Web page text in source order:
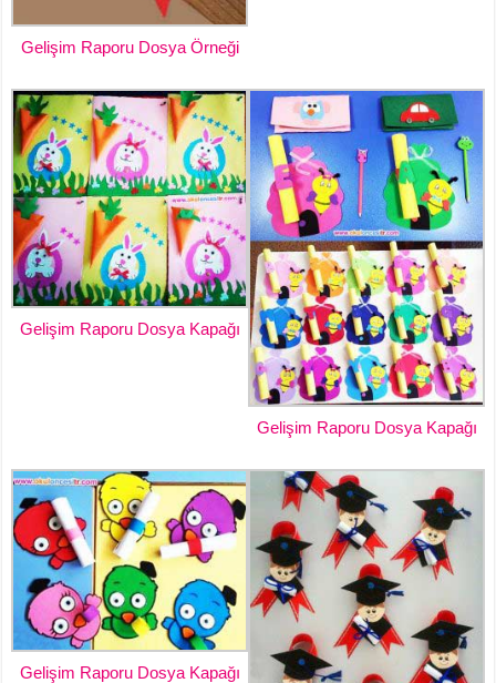
Gelişim Raporu Dosya Örneği
Gelişim Raporu Dosya Kapağı
Gelişim Raporu Dosya Kapağı
Gelişim Raporu Dosya Kapağı